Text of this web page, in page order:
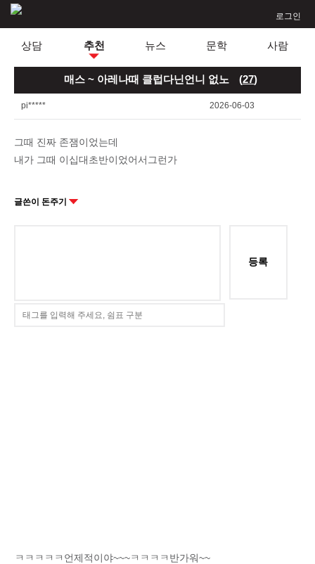
로그인
상담 추천 뉴스 문학 사람
매스 ~ 아레나때 클럽다닌언니 없노 (27)
pi***** 2026-06-03
그때 진짜 존잼이었는데
내가 그때 이십대초반이었어서그런가
글쓴이 돈주기
등록
ㅋㅋㅋㅋㅋ언제적이야~~~ㅋㅋㅋㅋ반가워~~